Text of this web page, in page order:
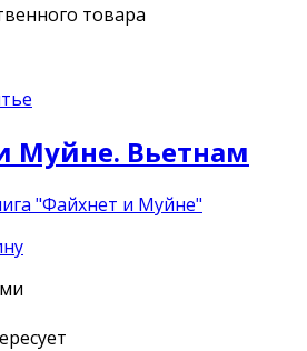
товара
Муйне. Вьетнам
"Файхнет и Муйне"